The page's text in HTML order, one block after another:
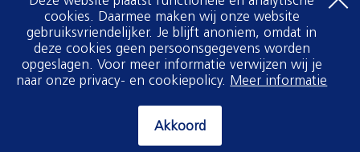
vrijdag
08:00- 18:00
zaterdag
08:00-17:00
zondag
Gesloten
cookies. Daarmee maken wij onze website
gebruiksvriendelijker. Je blijft anoniem, omdat in
deze cookies geen persoonsgegevens worden
opgeslagen. Voor meer informatie verwijzen wij je
naar onze privacy- en cookiepolicy. Meer informatie
Akkoord